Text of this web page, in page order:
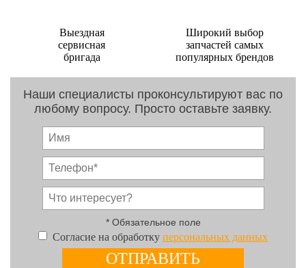
Выездная
сервисная
бригада
Широкий выбор
запчастей самых
популярных брендов
Наши специалисты проконсультируют вас по
любому вопросу. Просто оставьте заявку.
* Обязательное поле
Согласие на обработку персональных данных